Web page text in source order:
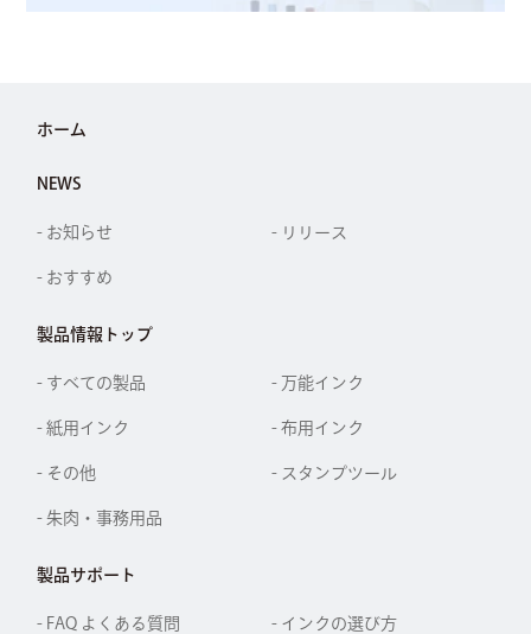
ホーム
NEWS
- お知らせ - リリース
- おすすめ
製品情報トップ
- すべての製品 - 万能インク
- 紙用インク - 布用インク
- その他 - スタンプツール
- 朱肉・事務用品
製品サポート
- FAQ よくある質問 - インクの選び方